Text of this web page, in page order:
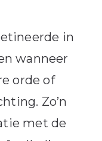
in
wanneer
orde of
Zo’n
met de